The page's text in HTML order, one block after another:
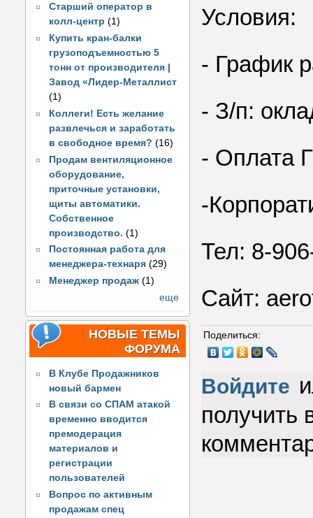
Старший оператор в
колл-центр (1)
Купить кран-балки
грузоподъемностью 5
тонн от производителя |
Завод «Лидер-Металлист
(1)
Коллеги! Есть желание
развлечься и заработать
в свободное время? (16)
Продам вентиляционное
оборудование,
приточные установки,
щиты автоматики.
Собственное
производство. (1)
Постоянная работа для
менеджера-технаря (29)
Менеджер продаж (1)
еще
НОВЫЕ ТЕМЫ
ФОРУМА
В Клубе Продажников
новый бармен
В связи со СПАМ атакой
временно вводится
премодерация
материалов и
регистрации
пользователей
Вопрос по активным
продажам спец
Условия:
- График
- З/п:
- Оплата
-
Тел: 8-
Сайт:
Поделиться:
Войдите
получить